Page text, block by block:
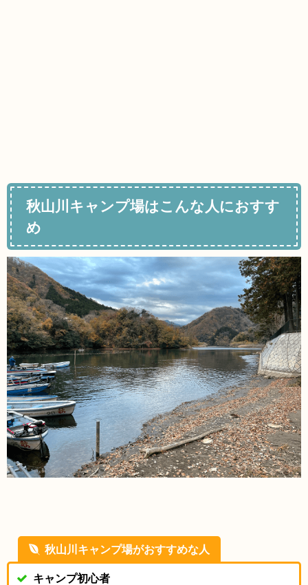
秋山川キャンプ場はこんな人におすす
め
秋山川キャンプ場がおすすめな人
キャンプ初心者